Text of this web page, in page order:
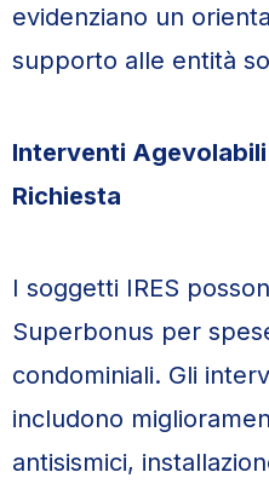
evidenziano un
supporto alle entità
Interventi
Richiesta
I soggetti IRES
Superbonus per
condominiali. Gli
includono
antisismici,